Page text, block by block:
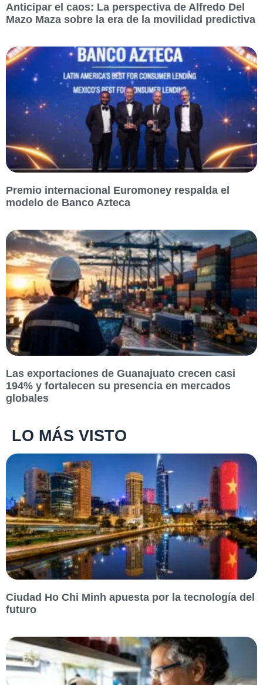
Anticipar el caos: La perspectiva de Alfredo Del
Mazo Maza sobre la era de la movilidad predictiva
Premio internacional Euromoney respalda el
modelo de Banco Azteca
Las exportaciones de Guanajuato crecen casi
194% y fortalecen su presencia en mercados
globales
LO MÁS VISTO
Ciudad Ho Chi Minh apuesta por la tecnología del
futuro